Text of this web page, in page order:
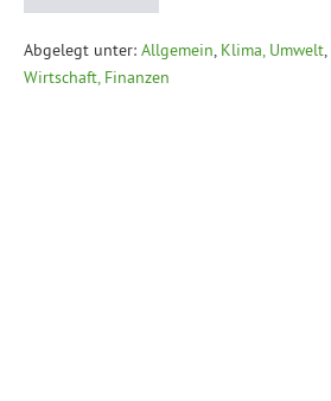
Abgelegt unter: Allgemein, Klima, Umwelt,
Wirtschaft, Finanzen